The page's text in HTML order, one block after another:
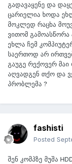
გადავაყენე და
ცარიელია ხოდა
მოკლედ რაცხა
ვითომ
ეხლა ჩემ
საერთოდ არ
გაუგე რექოვერ
აღვადგენ თქო და
პრობლემა ?
fashisti
Posted
შენ კომპზე მუშა